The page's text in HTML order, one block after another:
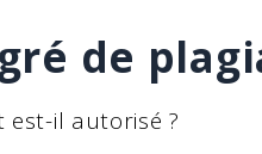
de
il autorisé ?